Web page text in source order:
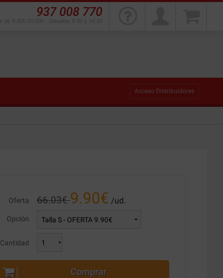
937 008 770
Acceso Distribuidores
Oferta 66.03€ 9.90€ /ud.
Opción
Cantidad
Comprar